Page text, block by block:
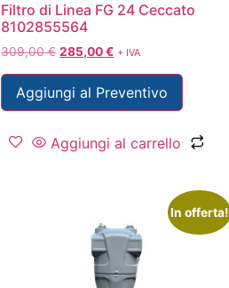
Filtro di Linea FG 24 Ceccato
8102855564
309,00€ 285,00€ + IVA
Aggiungi al Preventivo
Aggiungi al carrello
In offerta!